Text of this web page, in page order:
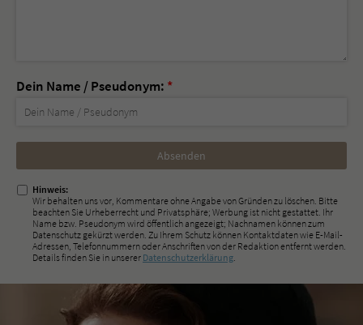
Dein Name / Pseudonym: *
Nicht
ausfüllen!
Hinweis:
Wir behalten uns vor, Kommentare ohne Angabe von Gründen zu löschen. Bitte
beachten Sie Urheberrecht und Privatsphäre; Werbung ist nicht gestattet. Ihr
Name bzw. Pseudonym wird öffentlich angezeigt; Nachnamen können zum
Datenschutz gekürzt werden. Zu Ihrem Schutz können Kontaktdaten wie E-Mail-
Adressen, Telefonnummern oder Anschriften von der Redaktion entfernt werden.
Details finden Sie in unserer Datenschutzerklärung